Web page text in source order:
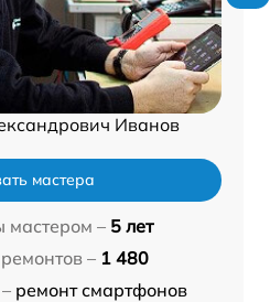
Иванов
мастера
мастером – 5 лет
– 1 480
ремонт смартфонов